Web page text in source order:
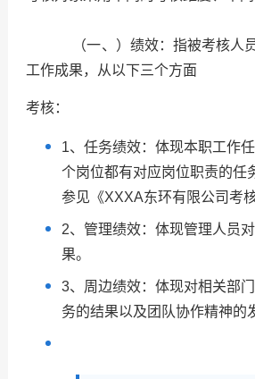
（一、）绩效：指被考核人
工作成果，从以下三个方面
考核：
1、 任务绩效：体现本职工作
个岗位都有对应岗位职责的任
参见《XXXA东环有限公司考
2、 管理绩效：体现管理人员
果。
3、周边绩效：体现对相关部
务的结果以及团队协作精神的